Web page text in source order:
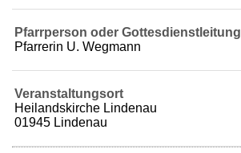
Pfarrperson oder Gottesdienstleitung
Pfarrerin U. Wegmann
Veranstaltungsort
Heilandskirche Lindenau
01945 Lindenau